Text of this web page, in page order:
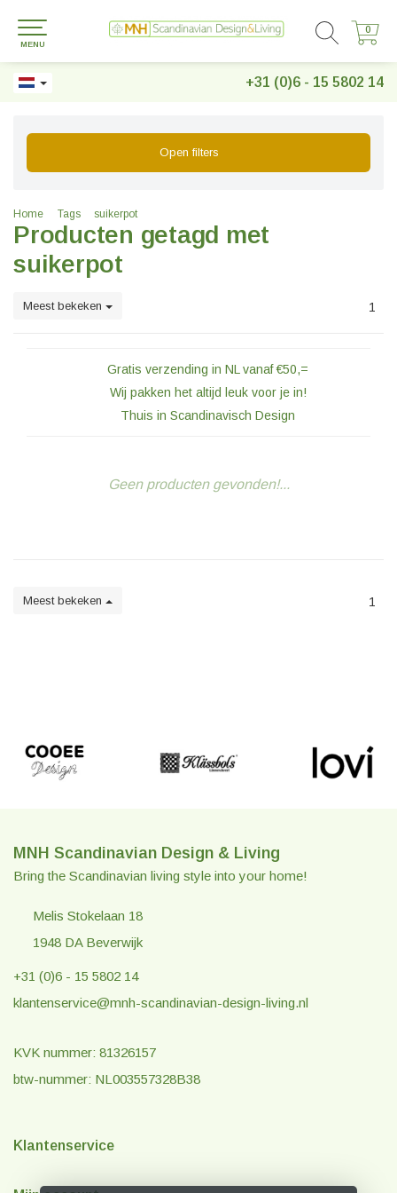
+31 (0)6 - 15 5802 14
0
0
MENU
Open filters
Home Tags suikerpot
Producten getagd met
suikerpot
Meest bekeken 1
Gratis verzending in NL vanaf €50,=
Wij pakken het altijd leuk voor je in!
Thuis in Scandinavisch Design
Geen producten gevonden!...
Meest bekeken 1
MNH Scandinavian Design & Living
Bring the Scandinavian living style into your home!
Melis Stokelaan 18
1948 DA Beverwijk
+31 (0)6 - 15 5802 14
klantenservice@mnh-scandinavian-design-living.nl
KVK nummer: 81326157
btw-nummer: NL003557328B38
Klantenservice